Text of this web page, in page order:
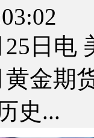
日电
金期
史...